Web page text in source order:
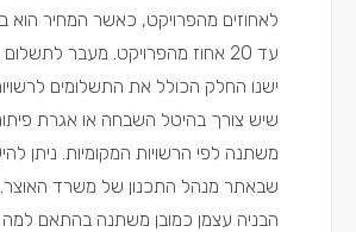
עד 20 אחוז מהפרויקט. מעבר
ישנו החלק הכולל את התשלומים
שיש צורך בהיטל השבחה או אגרת
משתנה לפי הרשויות המקומיות. ניתן
שבאתר מנהל התכנון של משרד האוצר.
הבניה עצמן כמובן משתנה בהתאם למה